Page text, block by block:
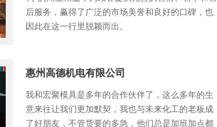
后服务，赢得了广泛的市场美誉和良好的口碑，也
因此在这一行里脱颖而出。
惠州高德机电有限公司
我和宏聚模具是多年的合作伙伴了，这么多年的生
意来往让我们更加默契，我也与未来化工的老板成
了好朋友，不管货要的多急，他们总是加班加点都